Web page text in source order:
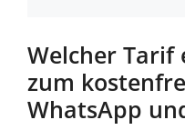
Welcher Tarif
zum
WhatsApp